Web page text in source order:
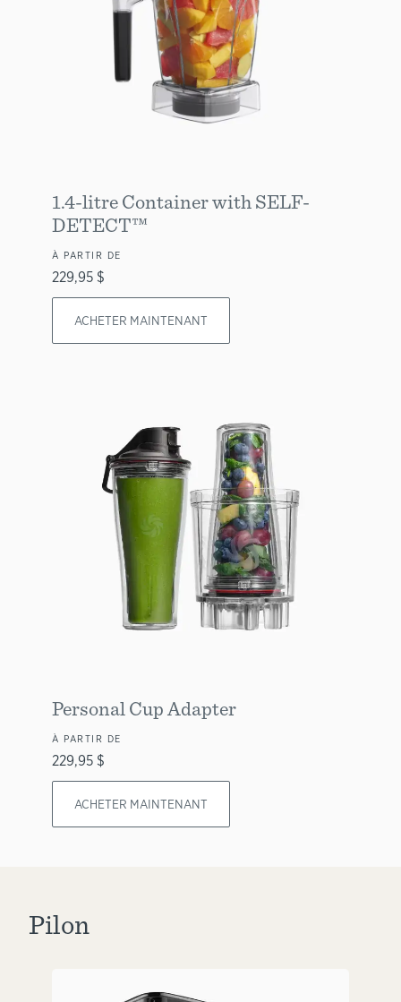
1.4-litre Container with SELF-
DETECT™
À PARTIR DE
229,95 $
ACHETER MAINTENANT
Personal Cup Adapter
À PARTIR DE
229,95 $
ACHETER MAINTENANT
Pilon